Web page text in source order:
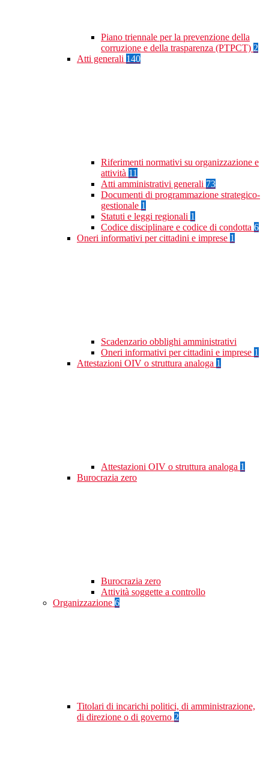
Piano triennale per la prevenzione della
corruzione e della trasparenza (PTPCT) 2
Atti generali 140
Riferimenti normativi su organizzazione e
attività 11
Atti amministrativi generali 73
Documenti di programmazione strategico-
gestionale 1
Statuti e leggi regionali 1
Codice disciplinare e codice di condotta 6
Oneri informativi per cittadini e imprese 1
Scadenzario obblighi amministrativi
Oneri informativi per cittadini e imprese 1
Attestazioni OIV o struttura analoga 1
Attestazioni OIV o struttura analoga 1
Burocrazia zero
Burocrazia zero
Attività soggette a controllo
Organizzazione 6
Titolari di incarichi politici, di amministrazione,
di direzione o di governo 2